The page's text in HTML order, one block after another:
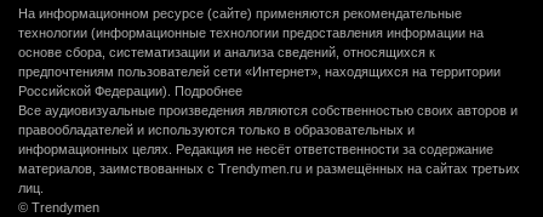
На информационном ресурсе (сайте) применяются рекомендательные
технологии (информационные технологии предоставления информации на
основе сбора, систематизации и анализа сведений, относящихся к
предпочтениям пользователей сети «Интернет», находящихся на территории
Российской Федерации). Подробнее
Все аудиовизуальные произведения являются собственностью своих авторов и
правообладателей и используются только в образовательных и
информационных целях. Редакция не несёт ответственности за содержание
материалов, заимствованных с Trendymen.ru и размещённых на сайтах третьих
лиц.
© Trendymen